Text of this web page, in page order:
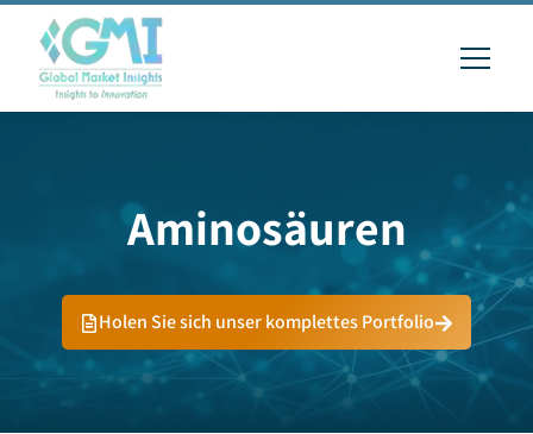
Aminosäuren
Holen Sie sich unser komplettes Portfolio